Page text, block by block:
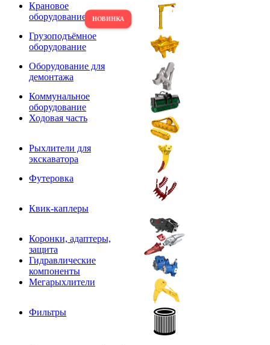
Крановое
оборудование
Грузоподъёмное
оборудование
Оборудование для
демонтажа
Коммунальное
оборудование
Ходовая часть
Рыхлители для
экскаватора
Футеровка
Квик-каплеры
Коронки, адаптеры,
защита
Гидравлические
компоненты
Мегарыхлители
Фильтры